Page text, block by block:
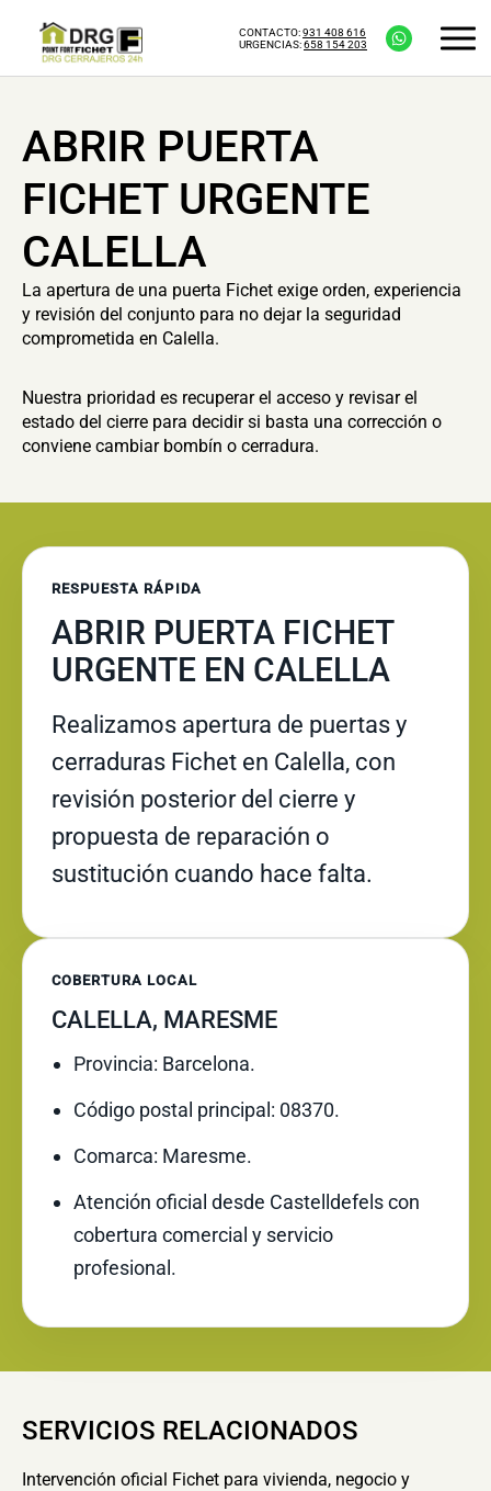
CONTACTO:931 408 616
URGENCIAS:658 154 203
ABRIR PUERTA
FICHET URGENTE
CALELLA
La apertura de una puerta Fichet exige orden, experiencia
y revisión del conjunto para no dejar la seguridad
comprometida en Calella.
Nuestra prioridad es recuperar el acceso y revisar el
estado del cierre para decidir si basta una corrección o
conviene cambiar bombín o cerradura.
RESPUESTA RÁPIDA
ABRIR PUERTA FICHET
URGENTE EN CALELLA
Realizamos apertura de puertas y
cerraduras Fichet en Calella, con
revisión posterior del cierre y
propuesta de reparación o
sustitución cuando hace falta.
COBERTURA LOCAL
CALELLA, MARESME
Provincia: Barcelona.
Código postal principal: 08370.
Comarca: Maresme.
Atención oficial desde Castelldefels con
cobertura comercial y servicio
profesional.
SERVICIOS RELACIONADOS
Intervención oficial Fichet para vivienda, negocio y